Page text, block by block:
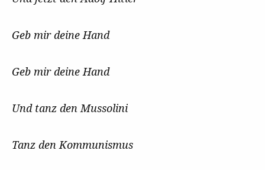
Geb mir deine Hand
Geb mir deine Hand
Und tanz den Mussolini
Tanz den Kommunismus